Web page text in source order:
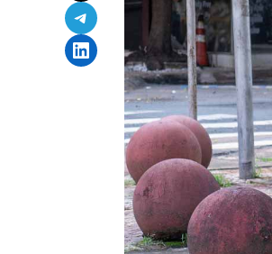
Share on Telegram
Share on LinkedIn